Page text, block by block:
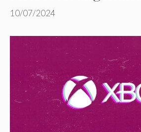
10/07/2024